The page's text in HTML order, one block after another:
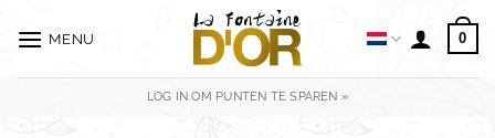
naar
MENU 0
LOG IN OM PUNTEN TE SPAREN »